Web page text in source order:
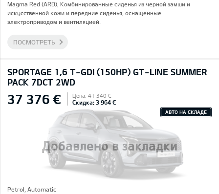
Magma Red (ARD), Комбинированные сиденья из черной замши и
искусственной кожи и передние сиденья, оснащенные
электроприводом и вентиляцией.
ПОСМОТРЕТЬ
SPORTAGE 1,6 T-GDI (150HP) GT-LINE SUMMER
PACK 7DCT 2WD
Добавлено в закладки
37 376 € Цена: 41 340 €
Скидка: 3 964 €
АВТО НА СКЛАДЕ
Petrol, Automatic